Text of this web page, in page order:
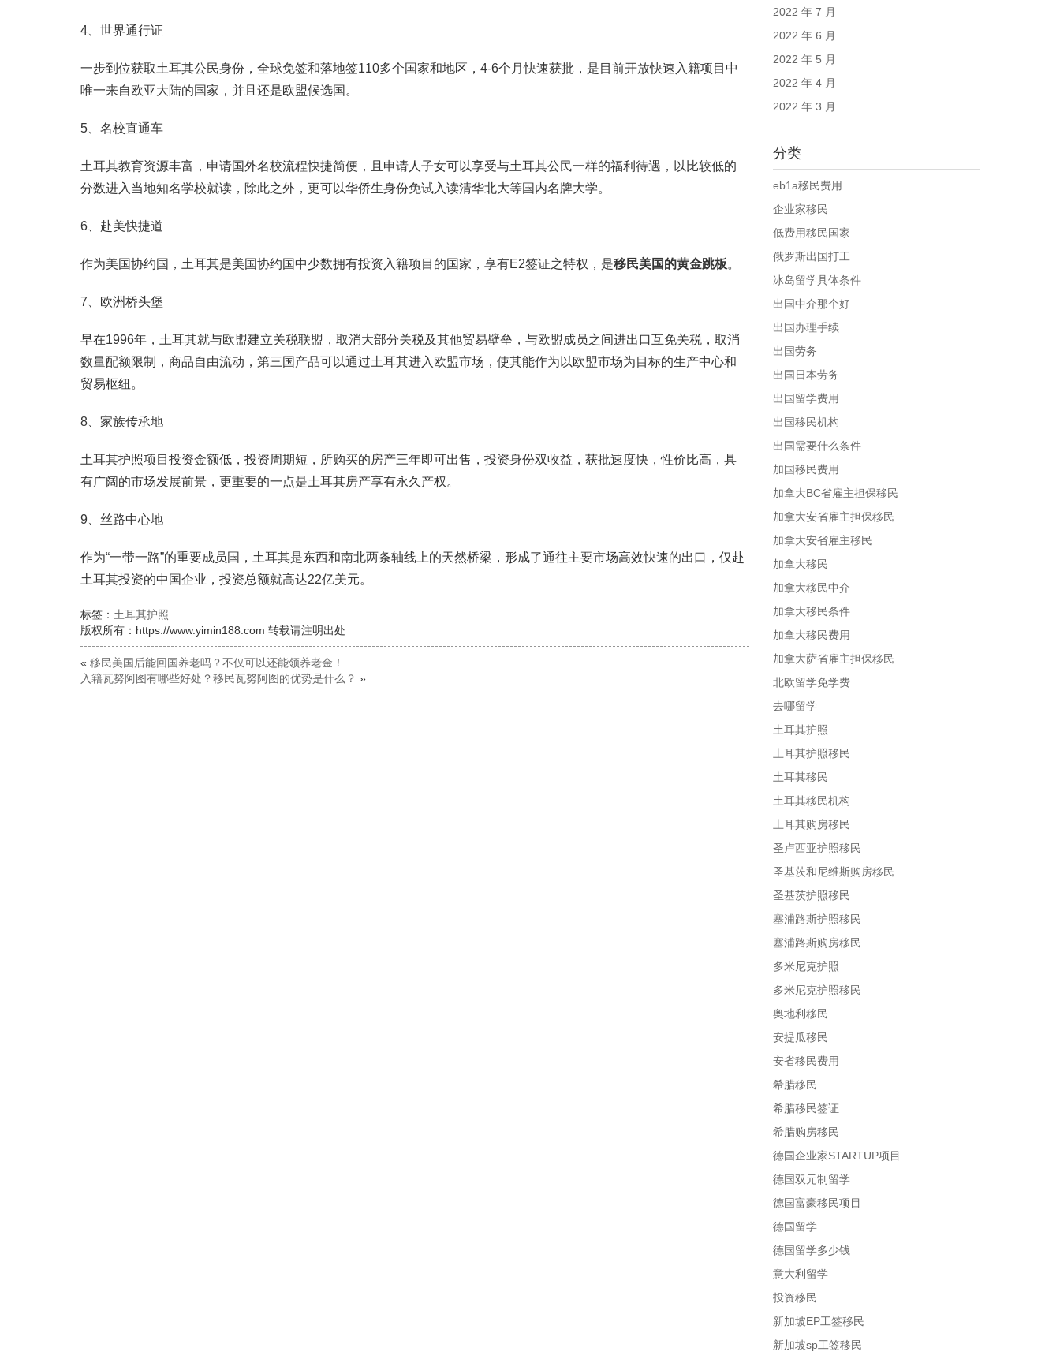
4、世界通行证
一步到位获取土耳其公民身份，全球免签和落地签110多个国家和地区，4-6个月快速获批，是目前开放快速入籍项目中
唯一来自欧亚大陆的国家，并且还是欧盟候选国。
5、名校直通车
土耳其教育资源丰富，申请国外名校流程快捷简便，且申请人子女可以享受与土耳其公民一样的福利待遇，以比较低的
分数进入当地知名学校就读，除此之外，更可以华侨生身份免试入读清华北大等国内名牌大学。
6、赴美快捷道
作为美国协约国，土耳其是美国协约国中少数拥有投资入籍项目的国家，享有E2签证之特权，是移民美国的黄金跳板。
7、欧洲桥头堡
早在1996年，土耳其就与欧盟建立关税联盟，取消大部分关税及其他贸易壁垒，与欧盟成员之间进出口互免关税，取消
数量配额限制，商品自由流动，第三国产品可以通过土耳其进入欧盟市场，使其能作为以欧盟市场为目标的生产中心和
贸易枢纽。
8、家族传承地
土耳其护照项目投资金额低，投资周期短，所购买的房产三年即可出售，投资身份双收益，获批速度快，性价比高，具
有广阔的市场发展前景，更重要的一点是土耳其房产享有永久产权。
9、丝路中心地
作为“一带一路”的重要成员国，土耳其是东西和南北两条轴线上的天然桥梁，形成了通往主要市场高效快速的出口，仅赴
土耳其投资的中国企业，投资总额就高达22亿美元。
标签： 土耳其护照
版权所有：https://www.yimin188.com 转载请注明出处
« 移民美国后能回国养老吗？不仅可以还能领养老金！
入籍瓦努阿图有哪些好处？移民瓦努阿图的优势是什么？ »
2022 年 7 月
2022 年 6 月
2022 年 5 月
2022 年 4 月
2022 年 3 月
分类
eb1a移民费用
企业家移民
低费用移民国家
俄罗斯出国打工
冰岛留学具体条件
出国中介那个好
出国办理手续
出国劳务
出国日本劳务
出国留学费用
出国移民机构
出国需要什么条件
加国移民费用
加拿大BC省雇主担保移民
加拿大安省雇主担保移民
加拿大安省雇主移民
加拿大移民
加拿大移民中介
加拿大移民条件
加拿大移民费用
加拿大萨省雇主担保移民
北欧留学免学费
去哪留学
土耳其护照
土耳其护照移民
土耳其移民
土耳其移民机构
土耳其购房移民
圣卢西亚护照移民
圣基茨和尼维斯购房移民
圣基茨护照移民
塞浦路斯护照移民
塞浦路斯购房移民
多米尼克护照
多米尼克护照移民
奥地利移民
安提瓜移民
安省移民费用
希腊移民
希腊移民签证
希腊购房移民
德国企业家STARTUP项目
德国双元制留学
德国富豪移民项目
德国留学
德国留学多少钱
意大利留学
投资移民
新加坡EP工签移民
新加坡sp工签移民